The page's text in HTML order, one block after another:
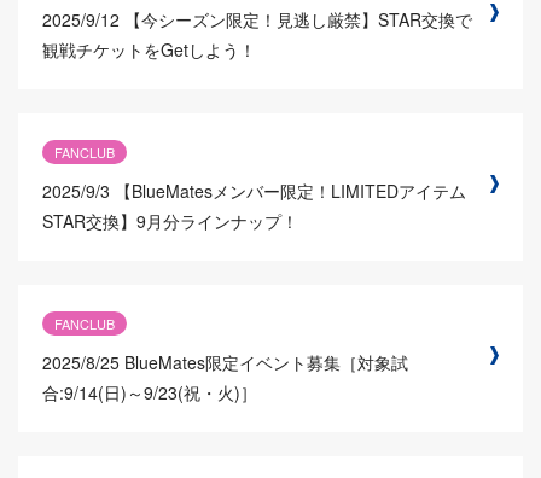
2025/9/12
【今シーズン限定！見逃し厳禁】STAR交換で
観戦チケットをGetしよう！
FANCLUB
2025/9/3
【BlueMatesメンバー限定！LIMITEDアイテム
STAR交換】9月分ラインナップ！
FANCLUB
2025/8/25 BlueMates限定イベント募集［対象試
合:9/14(日)～9/23(祝・火)］